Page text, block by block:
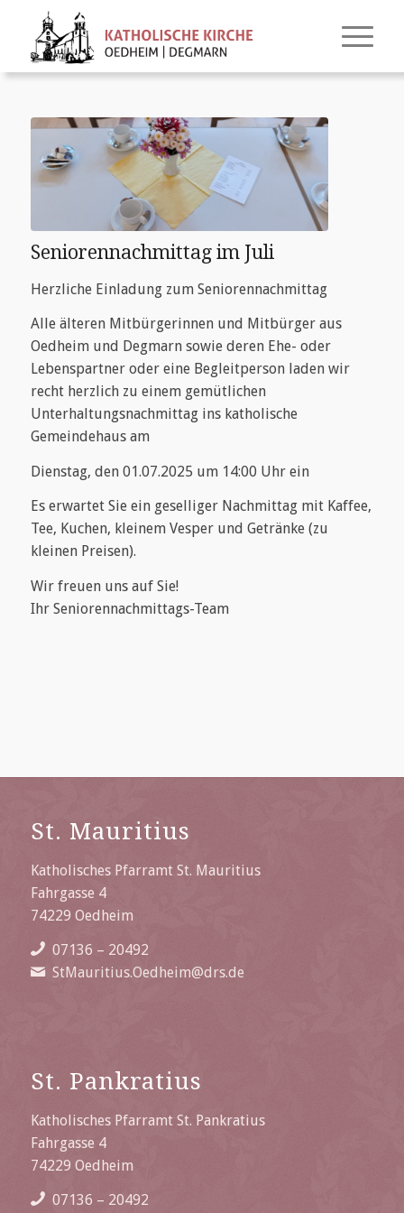
Seniorennachmittag im Juli
Herzliche Einladung zum Seniorennachmittag
Alle älteren Mitbürgerinnen und Mitbürger aus
Oedheim und Degmarn sowie deren Ehe- oder
Lebenspartner oder eine Begleitperson laden wir
recht herzlich zu einem gemütlichen
Unterhaltungsnachmittag ins katholische
Gemeindehaus am
Dienstag, den 01.07.2025 um 14:00 Uhr ein
Es erwartet Sie ein geselliger Nachmittag mit Kaffee,
Tee, Kuchen, kleinem Vesper und Getränke (zu
kleinen Preisen).
Wir freuen uns auf Sie!
Ihr Seniorennachmittags-Team
St. Mauritius
Katholisches Pfarramt St. Mauritius
Fahrgasse 4
74229 Oedheim
07136 – 20492
StMauritius.Oedheim@drs.de
St. Pankratius
Katholisches Pfarramt St. Pankratius
Fahrgasse 4
74229 Oedheim
07136 – 20492